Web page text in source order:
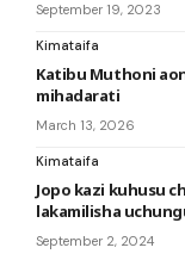
September 19, 2023
Kimataifa
Katibu Muthoni
mihadarati
March 13, 2026
Kimataifa
Jopo kazi kuhusu
lakamilisha
September 2, 2024